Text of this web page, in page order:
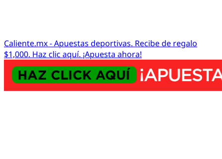
Caliente.mx - Apuestas deportivas. Recibe de regalo
$1,000. Haz clic aquí. ¡Apuesta ahora!